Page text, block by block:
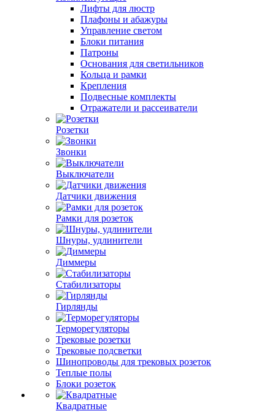
Лифты для люстр
Плафоны и абажуры
Управление светом
Блоки питания
Патроны
Основания для светильников
Кольца и рамки
Крепления
Подвесные комплекты
Отражатели и рассеиватели
Розетки
Звонки
Выключатели
Датчики движения
Рамки для розеток
Шнуры, удлинители
Диммеры
Стабилизаторы
Гирлянды
Терморегуляторы
Трековые розетки
Трековые подсветки
Шинопроводы для трековых розеток
Теплые полы
Блоки розеток
Квадратные